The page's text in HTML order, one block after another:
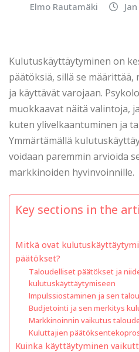
Elmo Rautamäki
Kulutuskäyttäytyminen on
päätöksiä, sillä se
ja käyttävät varojaan.
muokkaavat näitä valintoja,
kuten ylivelkaantuminen ja
Ymmärtämällä
voidaan paremmin arvioida
markkinoiden hyvinvoinnille.
Key sections in the
Mitkä ovat
päätökset?
Taloudelliset päätökset ja
kulutuskäyttäytymiseen
Impulssiostaminen ja sen
Budjetointi ja sen merkitys
Markkinoinnin vaikutus
Kuluttajien
Kuinka käyttäytyminen